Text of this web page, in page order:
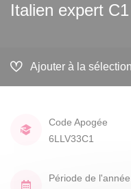
Italien expert
Ajouter à la sélection
Code Apogée
6LLV33C1
Période de l'année